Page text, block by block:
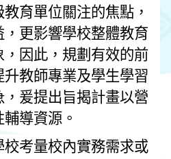
育單位關注的焦點，
更影響學校整體教育
因此，規劃有效的前
教師專業及學生學習
爰提出旨揭計畫以營
導資源。
考量校內實務需求或